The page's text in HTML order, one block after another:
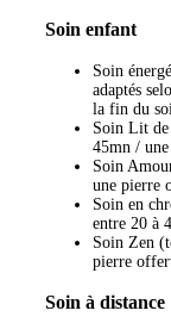
Soin enfant
Soin
adaptés
la fin du
Soin Lit de
45mn /
Soin
une pierre
Soin en
entre 20 à
Soin Zen
pierre
Soin à distance